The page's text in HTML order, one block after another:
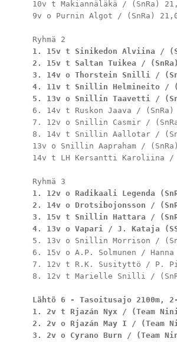
10v t Makiannäläkä / (SnRa)
9v o Purnin Algot / (SnRa)
1. 15v t Sinikedon Alviina /
2. 15v t Saltan Tuikea /
3. 14v o Thorstein Snilli /
4. 11v t Snillin Helmineito /
5. 13v o Snillin Taavetti /
6. 14v t Ruskon Jaava /
7. 12v o Snillin Casmir /
8. 14v t Snillin Aallotar /
13v o Snillin Aapraham /
14v t LH Kersantti Karoliina /
1. 12v o Radikaali Legenda
2. 14v o Drotsibojonsson /
3. 15v t Snillin Hattara /
4. 13v o Vapari / J. Kataja
5. 13v o Snillin Morrison /
6. 15v o A.P. Solmunen /
7. 12v t R.K. Susityttö / P.
8. 12v t Marielle Snilli /
Lähtö 6 - Tasoitusajo 2100m,
1. 2v t Rjazán Nyx / (Team
2. 2v o Rjazán May I / (Team
3. 2v o Cyrano Burn / (Team